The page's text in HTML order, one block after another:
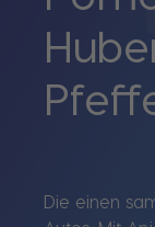
Die einen